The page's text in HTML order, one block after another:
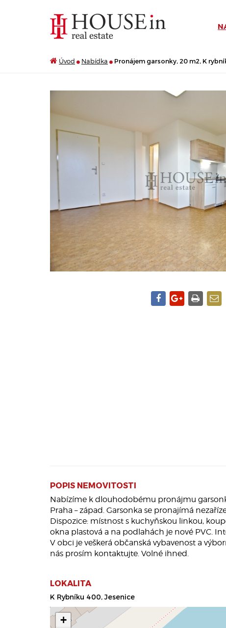
Úvod Nabídka Pronájem garsonky, 20 m2, K
POPIS NEMOVITOSTI
Nabízíme k dlouhodobému pronájmu
Praha – západ. Garsonka se pronajímá
Dispozice: místnost s kuchyňskou linkou,
okna plastová a na podlahách je nové PVC.
V obci je veškerá občanská vybavenost a
nás prosím kontaktujte. Volné ihned.
LOKALITA
K Rybníku 400, Jesenice
+